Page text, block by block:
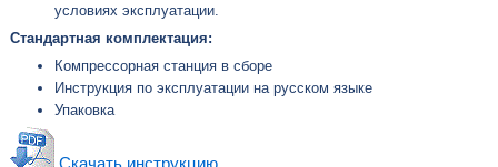
условиях эксплуатации.
Стандартная комплектация:
Компрессорная станция в сборе
Инструкция по эксплуатации на русском языке
Упаковка